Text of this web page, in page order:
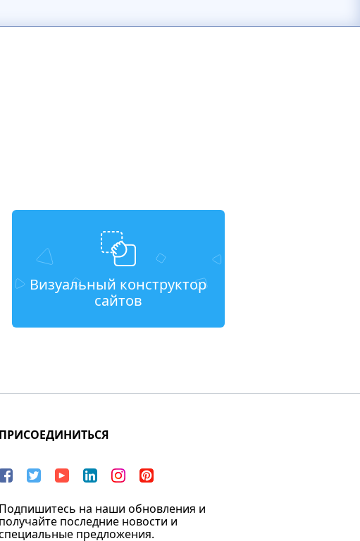
Визуальный конструктор
сайтов
ПРИСОЕДИНИТЬСЯ
Подпишитесь на наши обновления и
получайте последние новости и
предложения.